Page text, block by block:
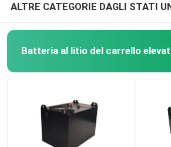
Batteria al litio del trapano
Modulo di batteria al litio
ALTRE CATEGORIE DAGLI STATI
Batteria al litio del carrello